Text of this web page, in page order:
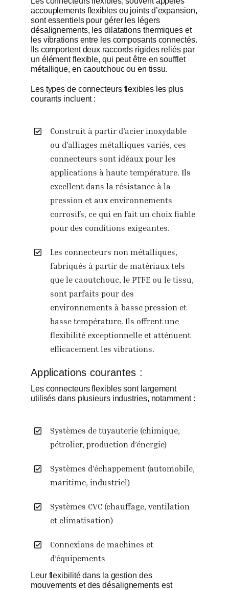
accouplements flexibles ou joints d’expansion,
sont essentiels pour gérer les légers
désalignements, les dilatations thermiques et
les vibrations entre les composants connectés.
Ils comportent deux raccords rigides reliés par
un élément flexible, qui peut être en soufflet
métallique, en caoutchouc ou en tissu.
Les types de connecteurs flexibles les plus
courants incluent :
Construit à partir d’acier inoxydable
ou d’alliages métalliques variés, ces
connecteurs sont idéaux pour les
applications à haute température. Ils
excellent dans la résistance à la
pression et aux environnements
corrosifs, ce qui en fait un choix fiable
pour des conditions exigeantes.
Les connecteurs non métalliques,
fabriqués à partir de matériaux tels
que le caoutchouc, le PTFE ou le tissu,
sont parfaits pour des
environnements à basse pression et
basse température. Ils offrent une
flexibilité exceptionnelle et atténuent
efficacement les vibrations.
Applications courantes :
Les connecteurs flexibles sont largement
utilisés dans plusieurs industries, notamment :
Systèmes de tuyauterie (chimique,
pétrolier, production d’énergie)
Systèmes d’échappement (automobile,
maritime, industriel)
Systèmes CVC (chauffage, ventilation
et climatisation)
Connexions de machines et
d’équipements
Leur flexibilité dans la gestion des
mouvements et des désalignements est